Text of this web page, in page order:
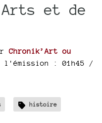
et de
Chronik’Art ou
l'émission : 01h45 /
histoire